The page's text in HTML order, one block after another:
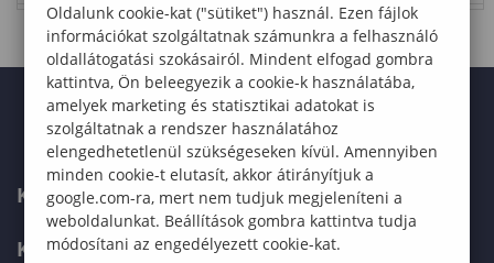
KAPCSOLAT
KÉPZÉSKERESŐ
Oldalunk cookie-kat ("sütiket") használ. Ezen fájlok
információkat szolgáltatnak számunkra a felhasználó
oldallátogatási szokásairól. Mindent elfogad gombra
kattintva, Ön beleegyezik a cookie-k használatába,
amelyek marketing és statisztikai adatokat is
szolgáltatnak a rendszer használatához
elengedhetetlenül szükségeseken kívül. Amennyiben
minden cookie-t elutasít, akkor átirányítjuk a
google.com-ra, mert nem tudjuk megjeleníteni a
weboldalunkat. Beállítások gombra kattintva tudja
módosítani az engedélyezett cookie-kat.